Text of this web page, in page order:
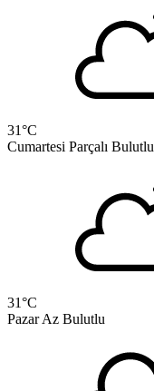
31°C
Cumartesi Parçalı Bulutlu
31°C
Pazar Az Bulutlu